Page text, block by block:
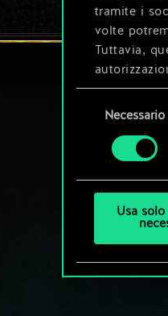
tramite i
volte
Tuttavia,
Tutti i
consenso
Necessario
Usa